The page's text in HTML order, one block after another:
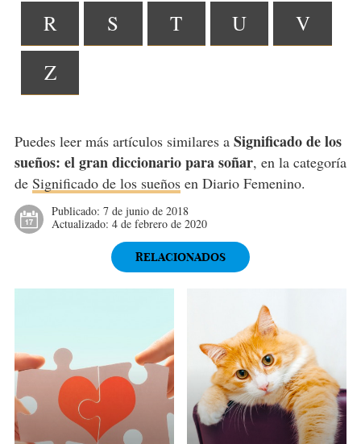
R
S T U
V
Z
Puedes leer más artículos similares a Significado de los
sueños: el gran diccionario para soñar, en la categoría
de Significado de los sueñosen Diario Femenino.
Publicado: 7 de junio de 2018
Actualizado: 4 de febrero de 2020
RELACIONADOS